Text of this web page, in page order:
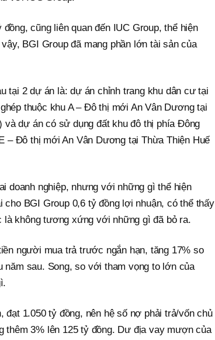
cũng liên quan đến IUC Group, thể hiện
BGI Group đã mang phần lớn tài sản của
tại 2 dự án là: dự án chỉnh trang khu dân cư tại
thuộc khu A – Đô thị mới An Vân Dương tại
và dự án có sử dụng đất khu đô thị phía Đông
– Đô thị mới An Vân Dương tại Thừa Thiện Huế
doanh nghiệp, nhưng với những gì thể hiện
BGI Group 0,6 tỷ đồng lợi nhuận, có thể thấy
là không tương xứng với những gì đã bỏ ra.
người mua trả trước ngắn hạn, tăng 17% so
sau. Song, so với tham vọng to lớn của
1.050 tỷ đồng, nên hệ số nợ phải trả/vốn chủ
thêm 3% lên 125 tỷ đồng. Dư địa vay mượn của